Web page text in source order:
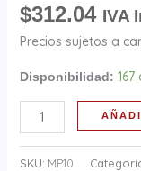
$312.04 IVA
Precios sujetos a
Disponibilidad:
cantidad
SKU: MP10